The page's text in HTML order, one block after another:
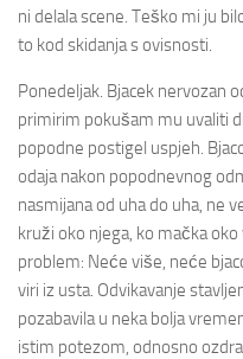
ni delala scene. Teško mi ju
to kod skidanja s ovisnosti.
Ponedeljak. Bjacek nervozan
primirim pokušam mu uvaliti
popodne postigel uspjeh.
odaja nakon popodnevnog
nasmijana od uha do uha, ne
kruži oko njega, ko mačka
problem: Neće više, neće
viri iz usta. Odvikavanje
pozabavila u neka bolja
istim potezom, odnosno